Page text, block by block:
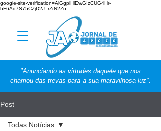
google-site-verification=AlGgplHlEwGIzCUG4Hr-
hF6Aq7S75CZjD2J_rZrN2Zo
"Anunciando as virtudes daquele que nos
chamou das trevas para a sua maravilhosa luz".
Post
Todas Notícias